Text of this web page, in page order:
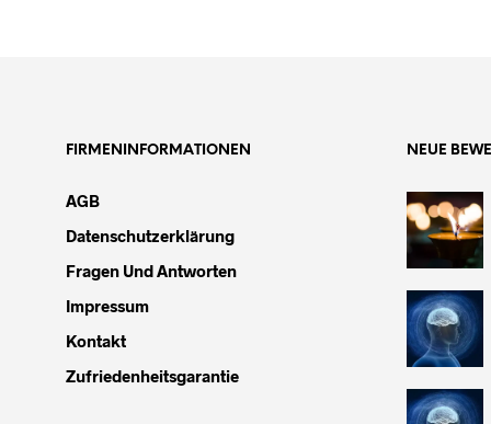
FIRMENINFORMATIONEN
AGB
Datenschutzerklärung
Fragen Und Antworten
Impressum
Kontakt
Zufriedenheitsgarantie
NEUE